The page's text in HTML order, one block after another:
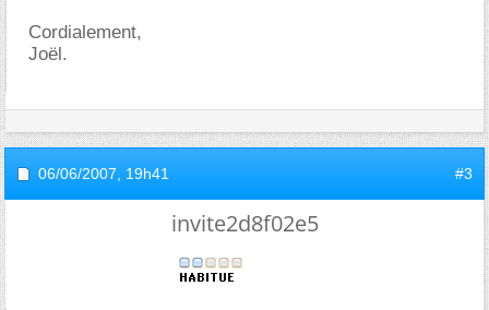
Cordialement,
Joël.
06/06/2007, 19h41 #3
invite2d8f02e5